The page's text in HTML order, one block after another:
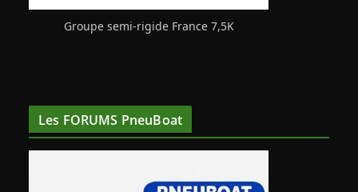
Groupe semi-rigide France 7,5K
Les FORUMS PneuBoat